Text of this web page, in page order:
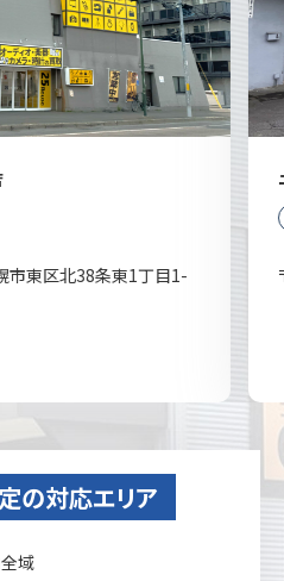
市東区北38条東1丁目1-
の対応エリア
域